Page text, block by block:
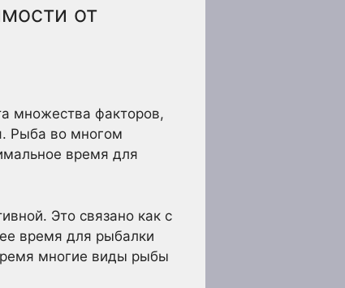
от
множества факторов,
Рыба во многом
время для
Это связано как с
время для рыбалки
многие виды рыбы